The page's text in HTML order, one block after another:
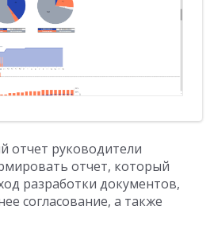
отчет руководители
отчет, который
разработки документов,
согласование, а также